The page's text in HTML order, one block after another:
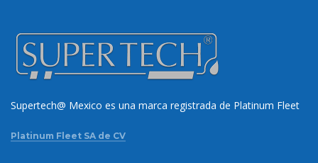
Supertech@ Mexico es una marca registrada de Platinum Fleet
Platinum Fleet SA de CV